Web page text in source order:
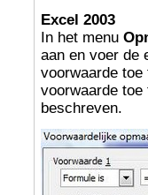
Excel 2003
In het menu
aan en voer de
voorwaarde toe
voorwaarde
beschreven.